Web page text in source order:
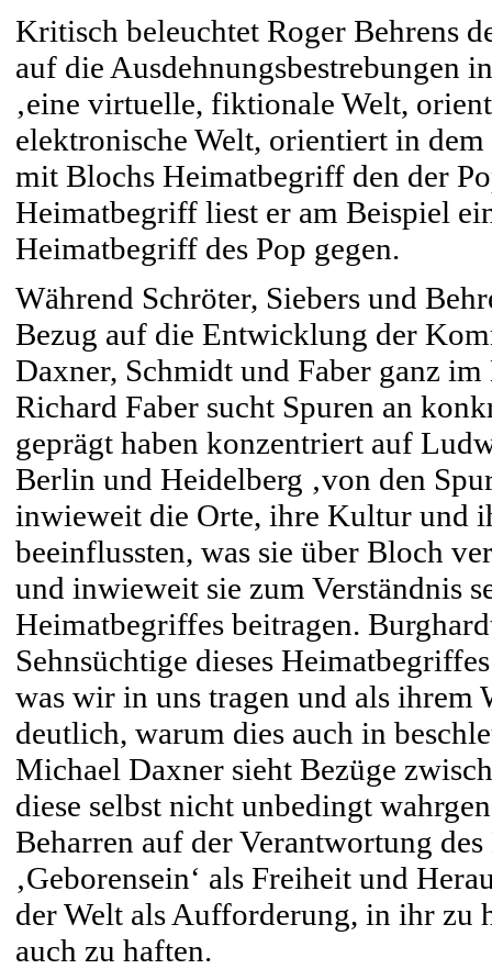
Kritisch beleuchtet Roger Behrens
auf die Ausdehnungsbestrebungen
‚eine virtuelle, fiktionale Welt,
elektronische Welt, orientiert in
mit Blochs Heimatbegriff den der
Heimatbegriff liest er am Beispiel
Heimatbegriff des Pop gegen.
Während Schröter, Siebers und
Bezug auf die Entwicklung der
Daxner, Schmidt und Faber ganz
Richard Faber sucht Spuren an
geprägt haben konzentriert auf
Berlin und Heidelberg ‚von den
inwieweit die Orte, ihre Kultur und
beeinflussten, was sie über Bloch
und inwieweit sie zum Verständnis
Heimatbegriffes beitragen.
Sehnsüchtige dieses
was wir in uns tragen und als ihrem
deutlich, warum dies auch in
Michael Daxner sieht Bezüge
diese selbst nicht unbedingt
Beharren auf der Verantwortung
‚Geborensein‘ als Freiheit und
der Welt als Aufforderung, in ihr zu
auch zu haften.